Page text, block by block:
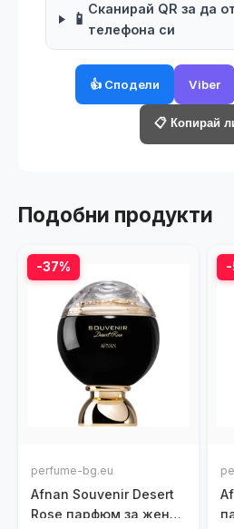
📱
Сканирай QR за да
телефона си
👍 Сподели Viber
📋 Копирай
Подобни продукти
-37%
perfume-bg.eu
Afnan Souvenir Desert
Rose парфюм за жени
-